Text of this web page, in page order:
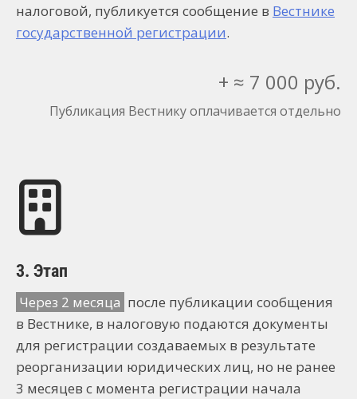
налоговой, публикуется сообщение в Вестнике
государственной регистрации.
+ ≈ 7 000 руб.
Публикация Вестнику оплачивается отдельно
3. Этап
Через 2 месяца после публикации сообщения
в Вестнике, в налоговую подаются документы
для регистрации создаваемых в результате
реорганизации юридических лиц, но не ранее
3 месяцев с момента регистрации начала